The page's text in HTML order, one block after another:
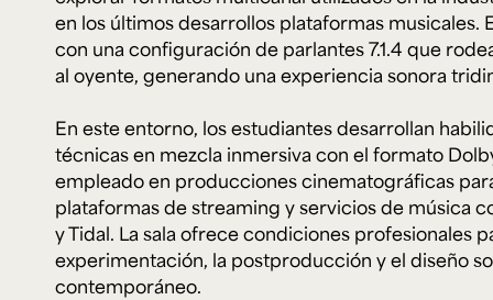
Configuración de
Universidad de los Andes | Vigilada
jurídica: Resolución 28 del 23 de febrero
Calle 19A #1 - 37 Este. Bloque K.
[+57] (601) 339 4949
en los últimos desarrollos plataformas musicales.
con una configuración de parlantes 7.1.4 que
al oyente, generando una experiencia sonora
En este entorno, los estudiantes desarrollan
técnicas en mezcla inmersiva con el formato
empleado en producciones cinematográficas
plataformas de streaming y servicios de música
y Tidal. La sala ofrece condiciones profesionales
experimentación, la postproducción y el diseño
contemporáneo.